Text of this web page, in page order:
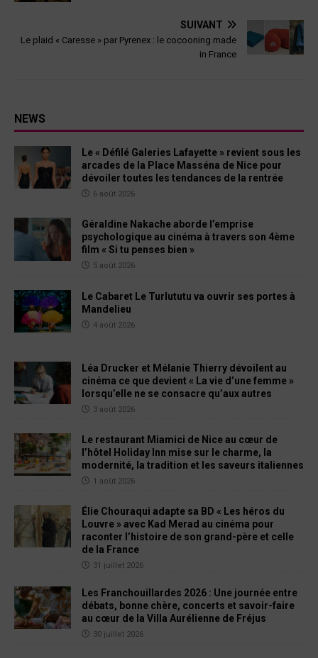
SUIVANT
Le plaid « Caresse » par Pyrenex : le cocooning made
in France
NEWS
Le « Défilé Galeries Lafayette » revient sous les
arcades de la Place Masséna de Nice pour
dévoiler toutes les tendances de la rentrée
6 août 2026
Géraldine Nakache aborde l’emprise
psychologique au cinéma à travers son 4ème
film « Si tu penses bien »
5 août 2026
Le Cabaret Le Turlututu va ouvrir ses portes à
Mandelieu
4 août 2026
Léa Drucker et Mélanie Thierry dévoilent au
cinéma ce que devient « La vie d’une femme »
lorsqu’elle ne se consacre qu’aux autres
3 août 2026
Le restaurant Miamici de Nice au cœur de
l’hôtel Holiday Inn mise sur le charme, la
modernité, la tradition et les saveurs italiennes
1 août 2026
Élie Chouraqui adapte sa BD « Les héros du
Louvre » avec Kad Merad au cinéma pour
raconter l’histoire de son grand-père et celle
de la France
31 juillet 2026
Les Franchouillardes 2026 : Une journée entre
débats, bonne chère, concerts et savoir-faire
au cœur de la Villa Aurélienne de Fréjus
30 juillet 2026